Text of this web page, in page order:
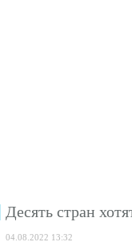
Десять стран
04.08.2022 13:32